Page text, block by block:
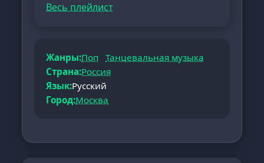
Весь плейлист
Жанры:Поп
Танцевальная музыка
Страна:Россия
Язык:Русский
Город:Москва